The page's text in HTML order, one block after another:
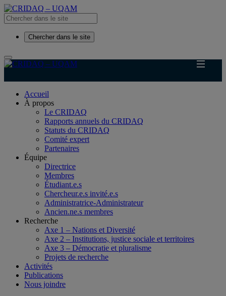
Chercher dans le site
Accueil
À propos
Le CRIDAQ
Rapports annuels du CRIDAQ
Statuts du CRIDAQ
Comité expert
Partenaires
Équipe
Directrice
Membres
Étudiant.e.s
Chercheur.e.s invité.e.s
Administratrice-Administrateur
Ancien.ne.s membres
Recherche
Axe 1 – Nations et Diversité
Axe 2 – Institutions, justice sociale et territoires
Axe 3 – Démocratie et pluralisme
Projets de recherche
Activités
Publications
Nous joindre